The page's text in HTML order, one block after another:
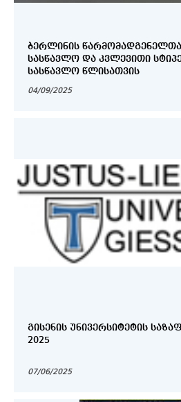
ᲑᲔᲠᲚᲘᲜᲘᲡ
ᲡᲐᲡᲬᲐᲕᲚᲝ ᲓᲐ ᲙᲕᲚᲔᲕᲘᲗᲘ
ᲡᲐᲡᲬᲐᲕᲚᲝ ᲬᲚᲘᲡᲐᲗᲕᲘᲡ
04/09/2025
ᲒᲘᲡᲔᲜᲘᲡ ᲣᲜᲘᲕᲔᲠᲡᲘᲢᲔᲢᲘᲡ
2025
07/06/2025